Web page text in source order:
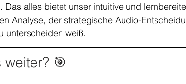
Das alles bietet unser intuitive und lernbereite
Analyse, der strategische Audio-
unterscheiden weiß.
weiter? 🎯